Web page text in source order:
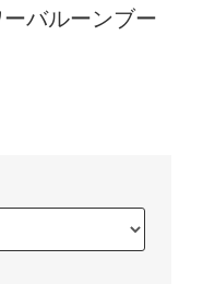
バルーンブー